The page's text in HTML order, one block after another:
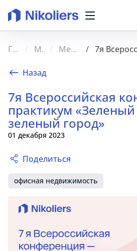
Главная Медиа Мероприятия
Назад
7я Всероссийская
практикум
зеленый город»
01 декабря 2023
Поделиться
офисная недвижимость